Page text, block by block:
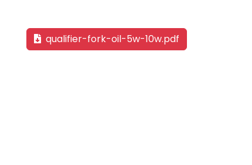
qualifier-fork-oil-5w-10w.pdf